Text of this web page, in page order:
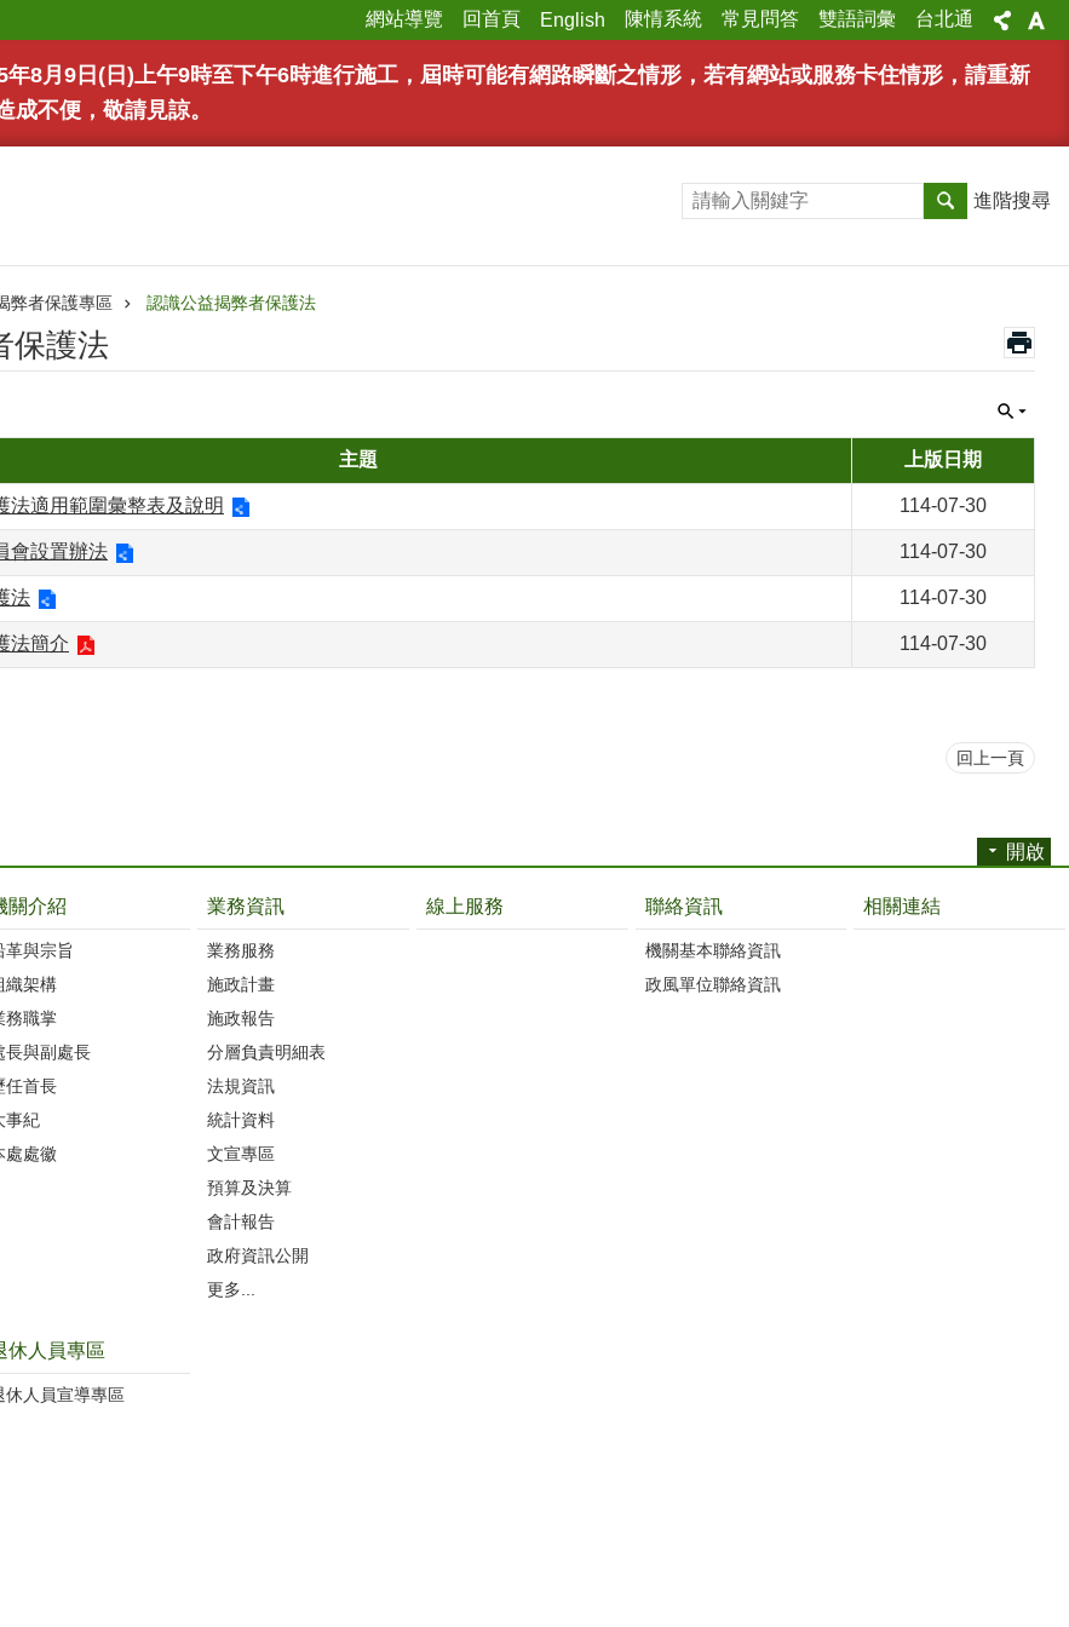
網站導覽 回首頁 English 陳情系統 常見問答 雙語詞彙 台北通
年8月9日(日)上午9時至下午6時進行施工，屆時可能有網路瞬斷之情形，若有網站或服務卡住情形，請重新
成不便，敬請見諒。
進階搜尋
弊者保護專區 認識公益揭弊者保護法
保護法
主題 上版日期
法適用範圍彙整表及說明 114-07-30
會設置辦法 114-07-30
法 114-07-30
法簡介 114-07-30
回上一頁
開啟
關介紹
革與宗旨
織架構
務職掌
長與副處長
任首長
事紀
處處徽
業務資訊
業務服務
施政計畫
施政報告
分層負責明細表
法規資訊
統計資料
文宣專區
預算及決算
會計報告
政府資訊公開
更多...
線上服務 聯絡資訊
機關基本聯絡資訊
政風單位聯絡資訊
相關連結
休人員專區
休人員宣導專區